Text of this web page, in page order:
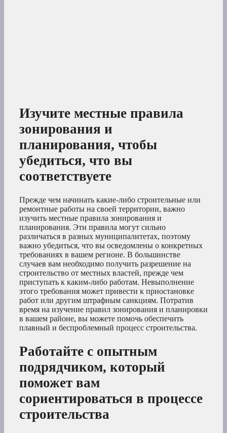
Изучите местные правила
зонирования и
планирования, чтобы
убедиться, что вы
соответствуете
Прежде чем начинать какие-либо строительные или
ремонтные работы на своей территории, важно
изучить местные правила зонирования и
планирования. Эти правила могут сильно
различаться в разных муниципалитетах, поэтому
важно убедиться, что вы осведомлены о конкретных
требованиях в вашем регионе. В большинстве
случаев вам необходимо получить разрешение на
строительство от местных властей, прежде чем
приступать к каким-либо работам. Невыполнение
этого требования может привести к приостановке
работ или другим штрафным санкциям. Потратив
время на изучение правил зонирования и планировки
в вашем районе, вы можете помочь обеспечить
плавный и беспроблемный процесс строительства.
Работайте с опытным
подрядчиком, который
поможет вам
сориентироваться в процессе
строительства